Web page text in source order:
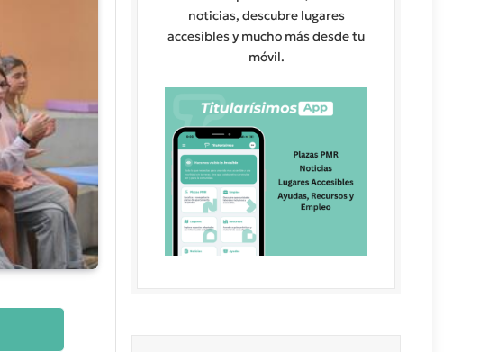
noticias, descubre lugares
accesibles y mucho más desde tu
móvil.